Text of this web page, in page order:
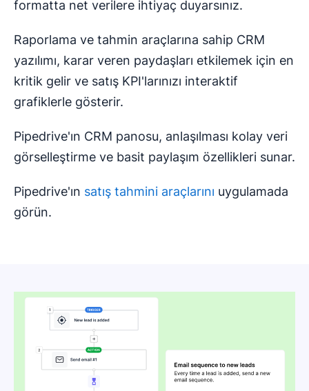
formatta net verilere ihtiyaç duyarsınız.
Raporlama ve tahmin araçlarına sahip CRM
yazılımı, karar veren paydaşları etkilemek için en
kritik gelir ve satış KPI'larınızı interaktif
grafiklerle gösterir.
Pipedrive'ın CRM panosu, anlaşılması kolay veri
görselleştirme ve basit paylaşım özellikleri sunar.
Pipedrive'ın satış tahmini araçlarını uygulamada
görün.